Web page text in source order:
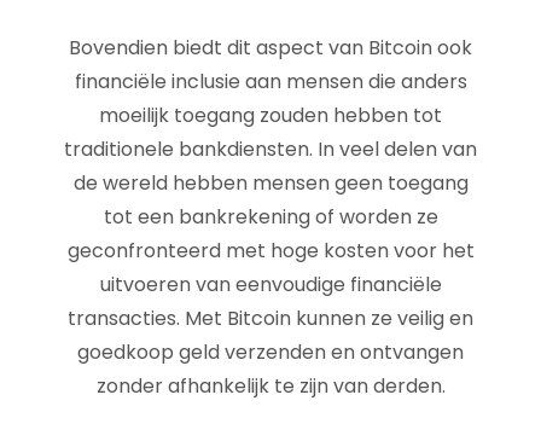
Bovendien biedt dit aspect van Bitcoin ook
financiële inclusie aan mensen die anders
moeilijk toegang zouden hebben tot
traditionele bankdiensten. In veel delen van
de wereld hebben mensen geen toegang
tot een bankrekening of worden ze
geconfronteerd met hoge kosten voor het
uitvoeren van eenvoudige financiële
transacties. Met Bitcoin kunnen ze veilig en
goedkoop geld verzenden en ontvangen
zonder afhankelijk te zijn van derden.